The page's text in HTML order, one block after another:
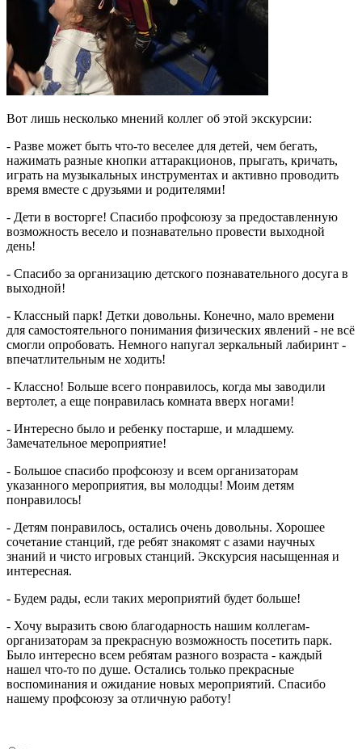
Вот лишь несколько мнений коллег об этой экскурсии:
- Разве может быть что-то веселее для детей, чем бегать,
нажимать разные кнопки аттаракционов, прыгать, кричать,
играть на музыкальных инструментах и активно проводить
время вместе с друзьями и родителями!
- Дети в восторге! Спасибо профсоюзу за предоставленную
возможность весело и познавательно провести выходной
день!
- Спасибо за организацию детского познавательного досуга в
выходной!
- Классный парк! Детки довольны. Конечно, мало времени
для самостоятельного понимания физических явлений - не всё
смогли опробовать. Немного напугал зеркальный лабиринт -
впечатлительным не ходить!
- Классно! Больше всего понравилось, когда мы заводили
вертолет, а еще понравилась комната вверх ногами!
- Интересно было и ребенку постарше, и младшему.
Замечательное мероприятие!
- Большое спасибо профсоюзу и всем организаторам
указанного мероприятия, вы молодцы! Моим детям
понравилось!
- Детям понравилось, остались очень довольны. Хорошее
сочетание станций, где ребят знакомят с азами научных
знаний и чисто игровых станций. Экскурсия насыщенная и
интересная.
- Будем рады, если таких мероприятий будет больше!
- Хочу выразить свою благодарность нашим коллегам-
организаторам за прекрасную возможность посетить парк.
Было интересно всем ребятам разного возраста - каждый
нашел что-то по душе. Остались только прекрасные
воспоминания и ожидание новых мероприятий. Спасибо
нашему профсоюзу за отличную работу!